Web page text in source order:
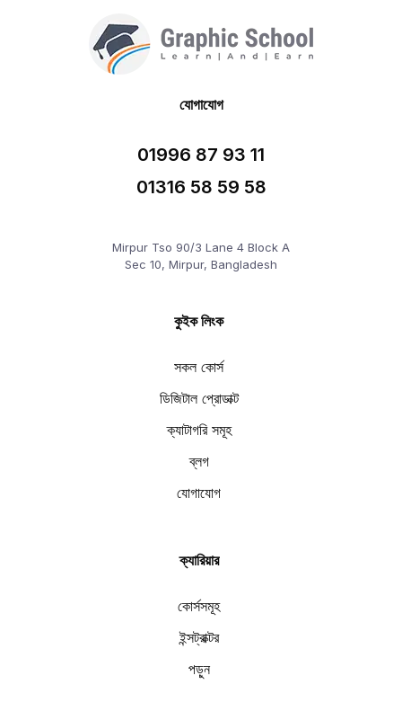
যোগাযোগ
01996 87 93 11
01316 58 59 58
Mirpur Tso 90/3 Lane 4 Block A
Sec 10, Mirpur, Bangladesh
কুইক লিংক
সকল কোর্স
ডিজিটাল প্রোডাক্ট
ক্যাটাগরি সমূহ
ব্লগ
যোগাযোগ
ক্যারিয়ার
কোর্সসমূহ
ইন্সট্রাক্টর
পড়ুন